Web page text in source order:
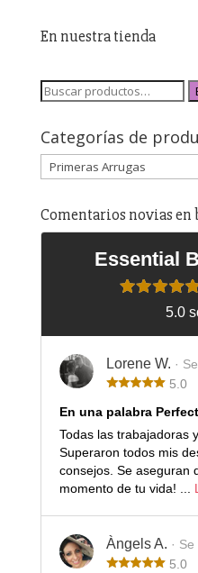
En nuestra tienda
Categorías de
Comentarios novias en
Essential
5.0
Lorene W. ·
5.0
En una palabra
Todas las trabajadoras
Superaron todos mis
consejos. Se aseguran
momento de tu vida! ...
Àngels A. ·
5.0